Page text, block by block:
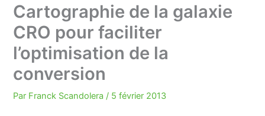
Cartographie de la galaxie
CRO pour faciliter
l’optimisation de la
conversion
Par Franck Scandolera / 5 février 2013